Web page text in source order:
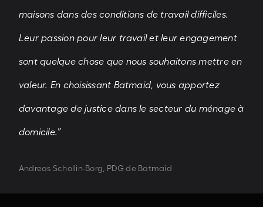
maisons dans des conditions de travail difficiles.
Leur passion pour leur travail et leur engagement
sont quelque chose que nous souhaitons mettre en
valeur. En choisissant Batmaid, vous apportez
davantage de justice dans le secteur du ménage à
domicile.”
Andreas Schollin-Borg, PDG de Batmaid